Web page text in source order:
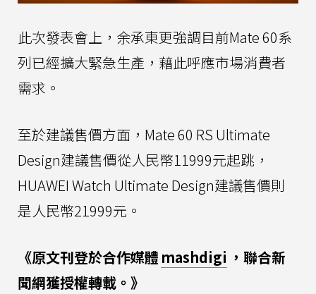
此次發表會上，余承東更強調目前Mate 60系
列已經擴大緊急生產，藉此呼應市場消費者
需求。
至於建議售價方面，Mate 60 RS Ultimate
Design建議售價從人民幣11999元起跳，
HUAWEI Watch Ultimate Design建議售價則
是人民幣21999元。
《原文刊登於合作媒體 mashdigi ，聯合新
聞網獲授權轉載。》